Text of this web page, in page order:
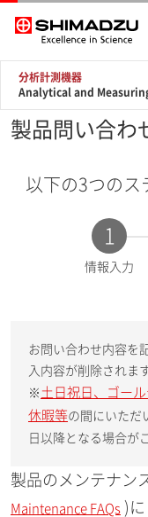
分析計測機器
Analytical and
製品問い合わ
以下の3つのス
1
現
情報入力
お問い合わせ内容を
入内容が削除されま
※ 土日祝日、ゴー
休暇等の間にいただ
日以降となる場合が
製品のメンテナン
Maintenance FAQs )